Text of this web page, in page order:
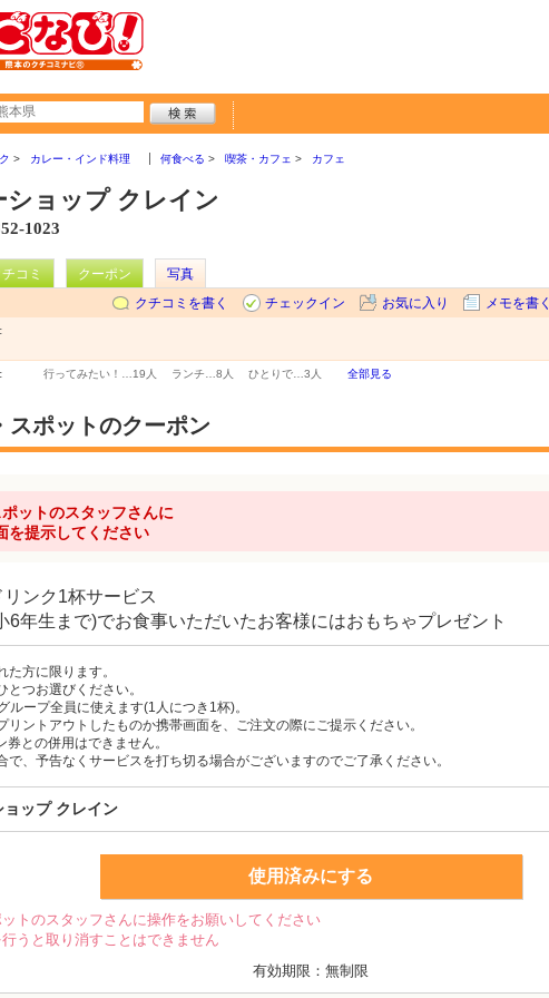
カレー・インド料理 何食べる 喫茶・カフェ カフェ
ショップ クレイン
1023
コミ クーポン
写真
クチコミを書く
チェックイン お気に入り メモを書く
行ってみたい！… 19人 ランチ… 8人 ひとりで… 3人 全部見る
スポットのクーポン
ットのスタッフさんに
提示してください
リンク1杯サービス
6年生まで)でお食事いただいたお客様にはおもちゃプレゼント
方に限ります。
つお選びください。
ループ全員に使えます(1人につき1杯)。
ントアウトしたものか携帯画面を、ご注文の際にご提示ください。
との併用はできません。
、予告なくサービスを打ち切る場合がございますのでご了承ください。
ョップ クレイン
使用済みにする
トのスタッフさんに操作をお願いしてください
うと取り消すことはできません
有効期限：無制限